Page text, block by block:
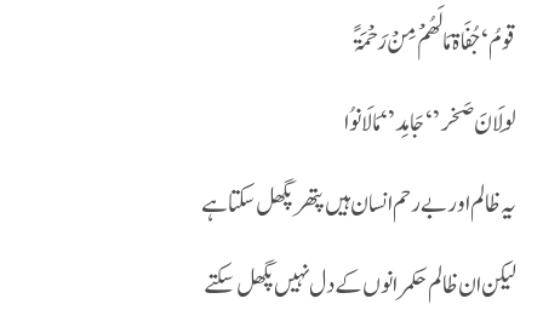
قومُ‘ جُفَاۃ مَا لَھُمْ مِنْ رَحْمَۃً
لَولَانَ صَخر’‘ جَامِد’‘ مَا لَا نوُا
یہ ظالم او ربے رحم انسان ہیں پتھر پگھل سکتا ہے
لیکن ان ظالم حکمرانوں کے دل نہیں پگھل سکتے